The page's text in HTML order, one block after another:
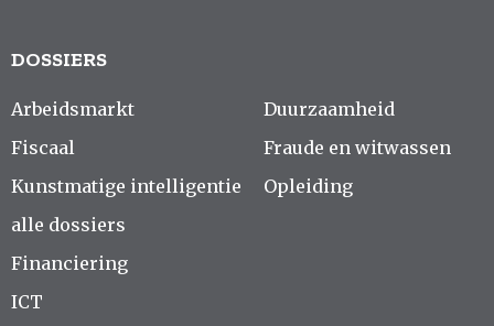
DOSSIERS
Arbeidsmarkt
Fiscaal
Kunstmatige intelligentie
alle dossiers
Duurzaamheid
Fraude en witwassen
Opleiding
Financiering
ICT